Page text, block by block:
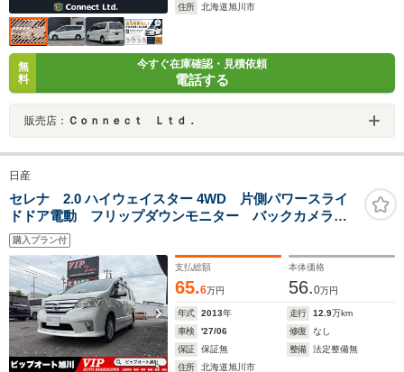
住所
北海道旭川市
無
料
今すぐ在庫確認・見積依頼
電話する
販売店： Ｃｏｎｎｅｃｔ Ｌｔｄ．
日産
セレナ 2.0 ハイウェイスター 4WD 片側パワースライ
ドドア電動 フリップダウンモニター バックカメラ
クルーズコントロール ルーフキャリア HIDヘッドライ
ト フォグランプ
購入プラン付
支払総額
65.6万円
本体価格
56.0万円
年式 2013年 走行 12.9万km
車検
'27/06 修復
なし
保証
保証無 整備
法定整備無
住所
北海道旭川市